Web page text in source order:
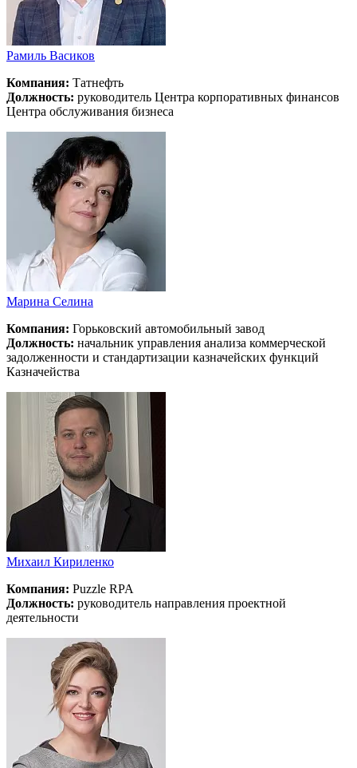
Рамиль Васиков
Компания: Татнефть
Должность: руководитель Центра корпоративных финансов
Центра обслуживания бизнеса
Марина Селина
Компания: Горьковский автомобильный завод
Должность: начальник управления анализа коммерческой
задолженности и стандартизации казначейских функций
Казначейства
Михаил Кириленко
Компания: Puzzle RPA
Должность: руководитель направления проектной
деятельности